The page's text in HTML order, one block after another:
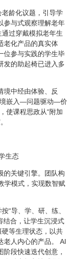
老龄化议题，引导学
参与式观察理解老年
过穿戴模拟老年生
老化产品的真实体
位参与实践的学生毕
发的助起椅已进入多
境中经由体验、反
境嵌入—问题驱动—价
使课程思政从“附加
生态
的关键引擎。团队构
学模式，实现数智赋
“导、学、研、练、
结合，让学生沉浸式
硬等生理状态，以共
老人内心的产品。 AI
段快速迭代创意，